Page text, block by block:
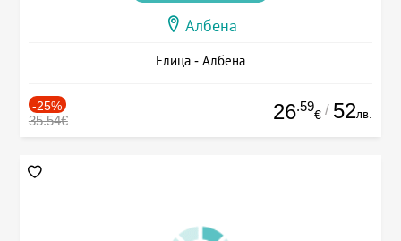
Албена
Елица - Албена
-25%
35.54€ 26.59
€ / 52лв.